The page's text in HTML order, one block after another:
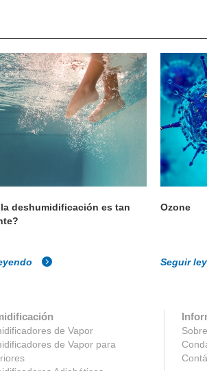
deshumidificación es tan
Ozone
Seguir
de Vapor
de Vapor para